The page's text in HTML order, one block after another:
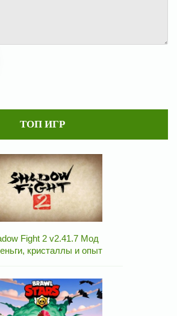
ТОП ИГР
Fight 2 v2.41.7 Мод
кристаллы и опыт